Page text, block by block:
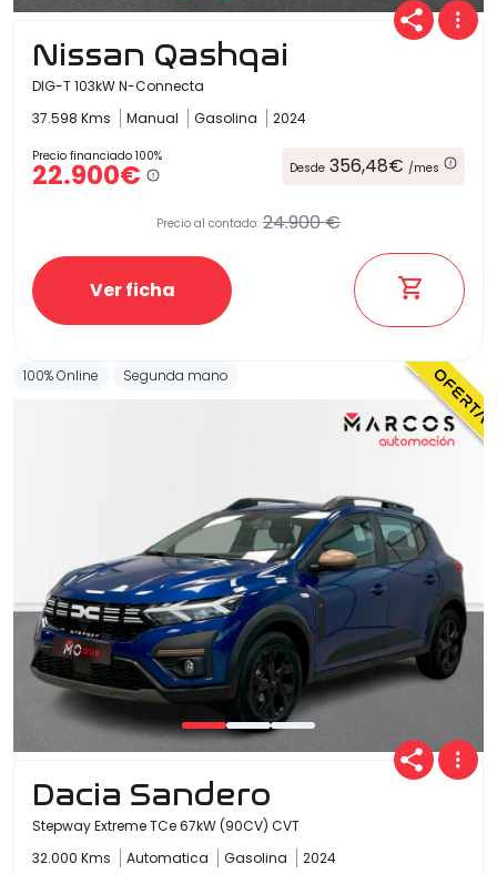
Nissan Qashqai
DIG-T 103kW N-Connecta
37.598 Kms
Manual Gasolina 2024
Precio financiado 100%
22.900€ Desde 356,48€ /mes
Precio al contado: 24.900 €
Ver ficha
100% Online Segunda mano
Dacia Sandero
Stepway Extreme TCe 67kW (90CV) CVT
32.000 Kms
Automatica Gasolina 2024